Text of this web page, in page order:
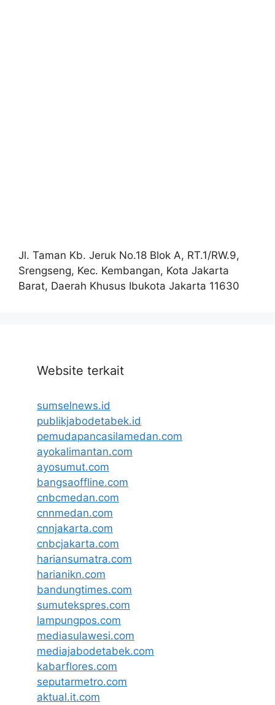
Jl. Taman Kb. Jeruk No.18 Blok A, RT.1/RW.9,
Srengseng, Kec. Kembangan, Kota Jakarta
Barat, Daerah Khusus Ibukota Jakarta 11630
Website terkait
sumselnews.id
publikjabodetabek.id
pemudapancasilamedan.com
ayokalimantan.com
ayosumut.com
bangsaoffline.com
cnbcmedan.com
cnnmedan.com
cnnjakarta.com
cnbcjakarta.com
hariansumatra.com
harianikn.com
bandungtimes.com
sumutekspres.com
lampungpos.com
mediasulawesi.com
mediajabodetabek.com
kabarflores.com
seputarmetro.com
aktual.it.com